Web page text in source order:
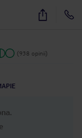
32
(938 opinii)